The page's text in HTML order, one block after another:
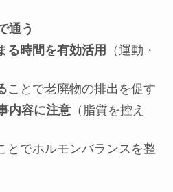
通う
る時間を有効活用
（運動・
ことで老廃物の排出を促す
内容に注意（脂質を控え
とでホルモンバランスを整